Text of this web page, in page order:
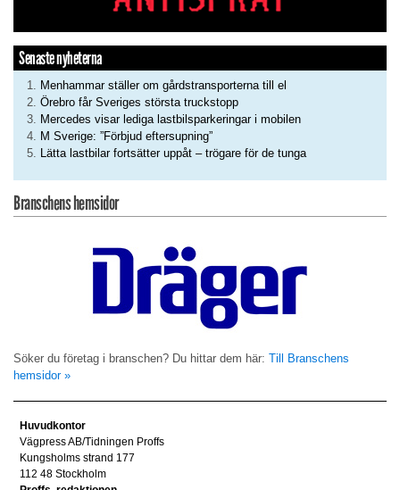
Senaste nyheterna
Menhammar ställer om gårdstransporterna till el
Örebro får Sveriges största truckstopp
Mercedes visar lediga lastbilsparkeringar i mobilen
M Sverige: ”Förbjud eftersupning”
Lätta lastbilar fortsätter uppåt – trögare för de tunga
Branschens hemsidor
Söker du företag i branschen? Du hittar dem här: Till Branschens
hemsidor »
Huvudkontor
Vägpress AB/Tidningen Proffs
Kungsholms strand 177
112 48 Stockholm